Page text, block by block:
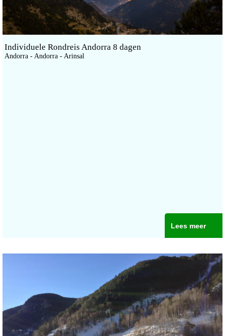
Individuele Rondreis Andorra 8 dagen
Andorra - Andorra - Arinsal
Lees meer